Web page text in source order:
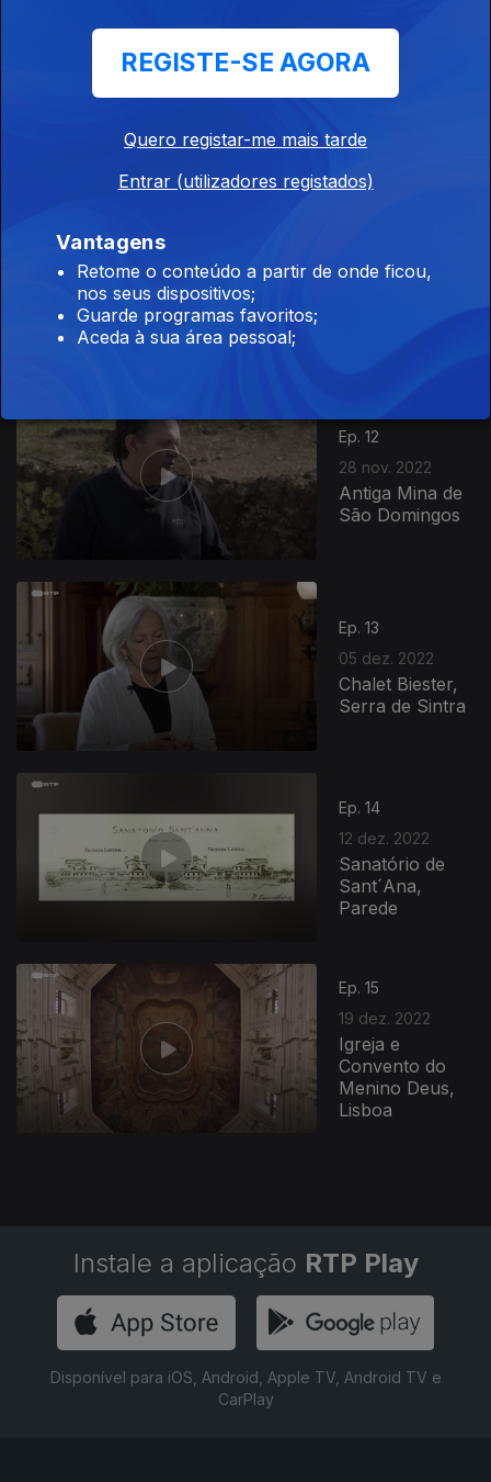
Ep. 10
Lima, Lisboa
Museu da
Ep. 12
28 nov. 2022
Antiga Mina de
São Domingos
Ep. 13
05 dez. 2022
Chalet Biester,
Serra de Sintra
Ep. 14
12 dez. 2022
Sanatório de
Sant´Ana,
Parede
Ep. 15
19 dez. 2022
Igreja e
Convento do
Menino Deus,
Lisboa
660344
Instale a aplicação RTP Play
Disponível para iOS, Android, Apple TV, Android TV e
CarPlay
REGISTE-SE AGORA
Quero registar-me mais tarde
Entrar (utilizadores registados)
Vantagens
Retome o conteúdo a partir de onde ficou,
nos seus dispositivos;
Guarde programas favoritos;
Aceda à sua área pessoal;